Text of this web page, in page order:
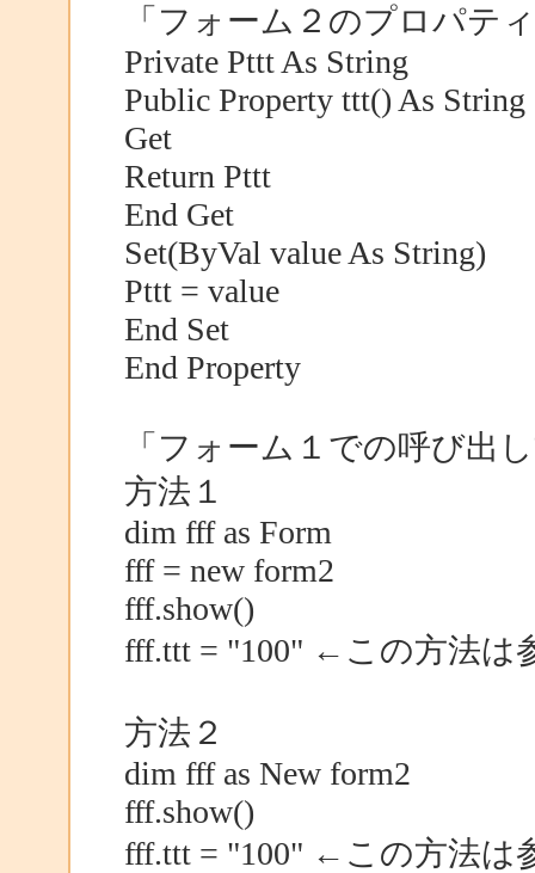
「フォーム２のプロパテ
Private Pttt As String
Public Property ttt() As String
Get
Return Pttt
End Get
Set(ByVal value As String)
Pttt = value
End Set
End Property
「フォーム１での呼び出
方法１
dim fff as Form
fff = new form2
fff.show()
fff.ttt = "100" ←この方法は
方法２
dim fff as New form2
fff.show()
fff.ttt = "100" ←この方法は